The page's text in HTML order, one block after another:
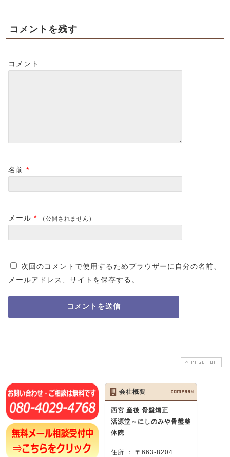
コメントを残す
コメント
名前 *
メール * （公開されません）
次回のコメントで使用するためブラウザーに自分の名前、
メールアドレス、サイトを保存する。
PAGE TOP
会社概要 COMPANY
西宮 産後 骨盤矯正
活源堂～にしのみや骨盤整
体院
住所 ： 〒663-8204